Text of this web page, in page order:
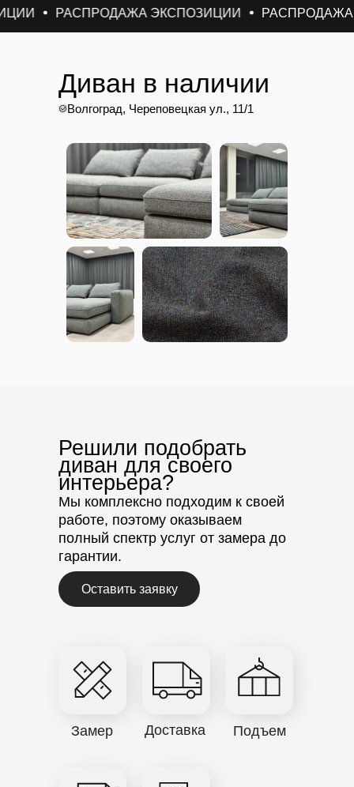
РАСПРОДАЖА ЭКСПОЗИЦИИ РАСПРОДАЖА
Диван в наличии
Волгоград, Череповецкая ул., 11/1
Замер Доставка Подъем
Решили подобрать
диван для своего
интерьера?
Мы комплексно подходим к своей
работе, поэтому оказываем
полный спектр услуг от замера до
гарантии.
Оставить заявку